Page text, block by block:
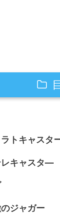
トキャスタ
レキャスタ―
ジャガー